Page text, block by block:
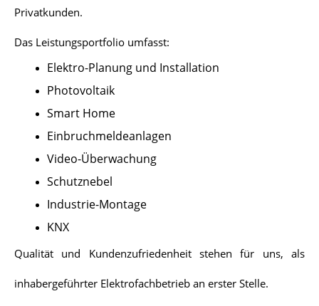
Privatkunden.
Das Leistungsportfolio umfasst:
Elektro-Planung und Installation
Photovoltaik
Smart Home
Einbruchmeldeanlagen
Video-Überwachung
Schutznebel
Industrie-Montage
KNX
Qualität und Kundenzufriedenheit stehen für uns, als
inhabergeführter Elektrofachbetrieb an erster Stelle.